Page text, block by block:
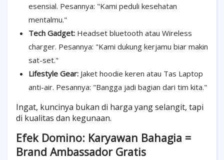
esensial. Pesannya: "Kami peduli kesehatan
mentalmu."
Tech Gadget: Headset bluetooth atau Wireless
charger. Pesannya: "Kami dukung kerjamu biar makin
sat-set."
Lifestyle Gear: Jaket hoodie keren atau Tas Laptop
anti-air. Pesannya: "Bangga jadi bagian dari tim kita."
Ingat, kuncinya bukan di harga yang selangit, tapi
di kualitas dan kegunaan.
Efek Domino: Karyawan Bahagia =
Brand Ambassador Gratis